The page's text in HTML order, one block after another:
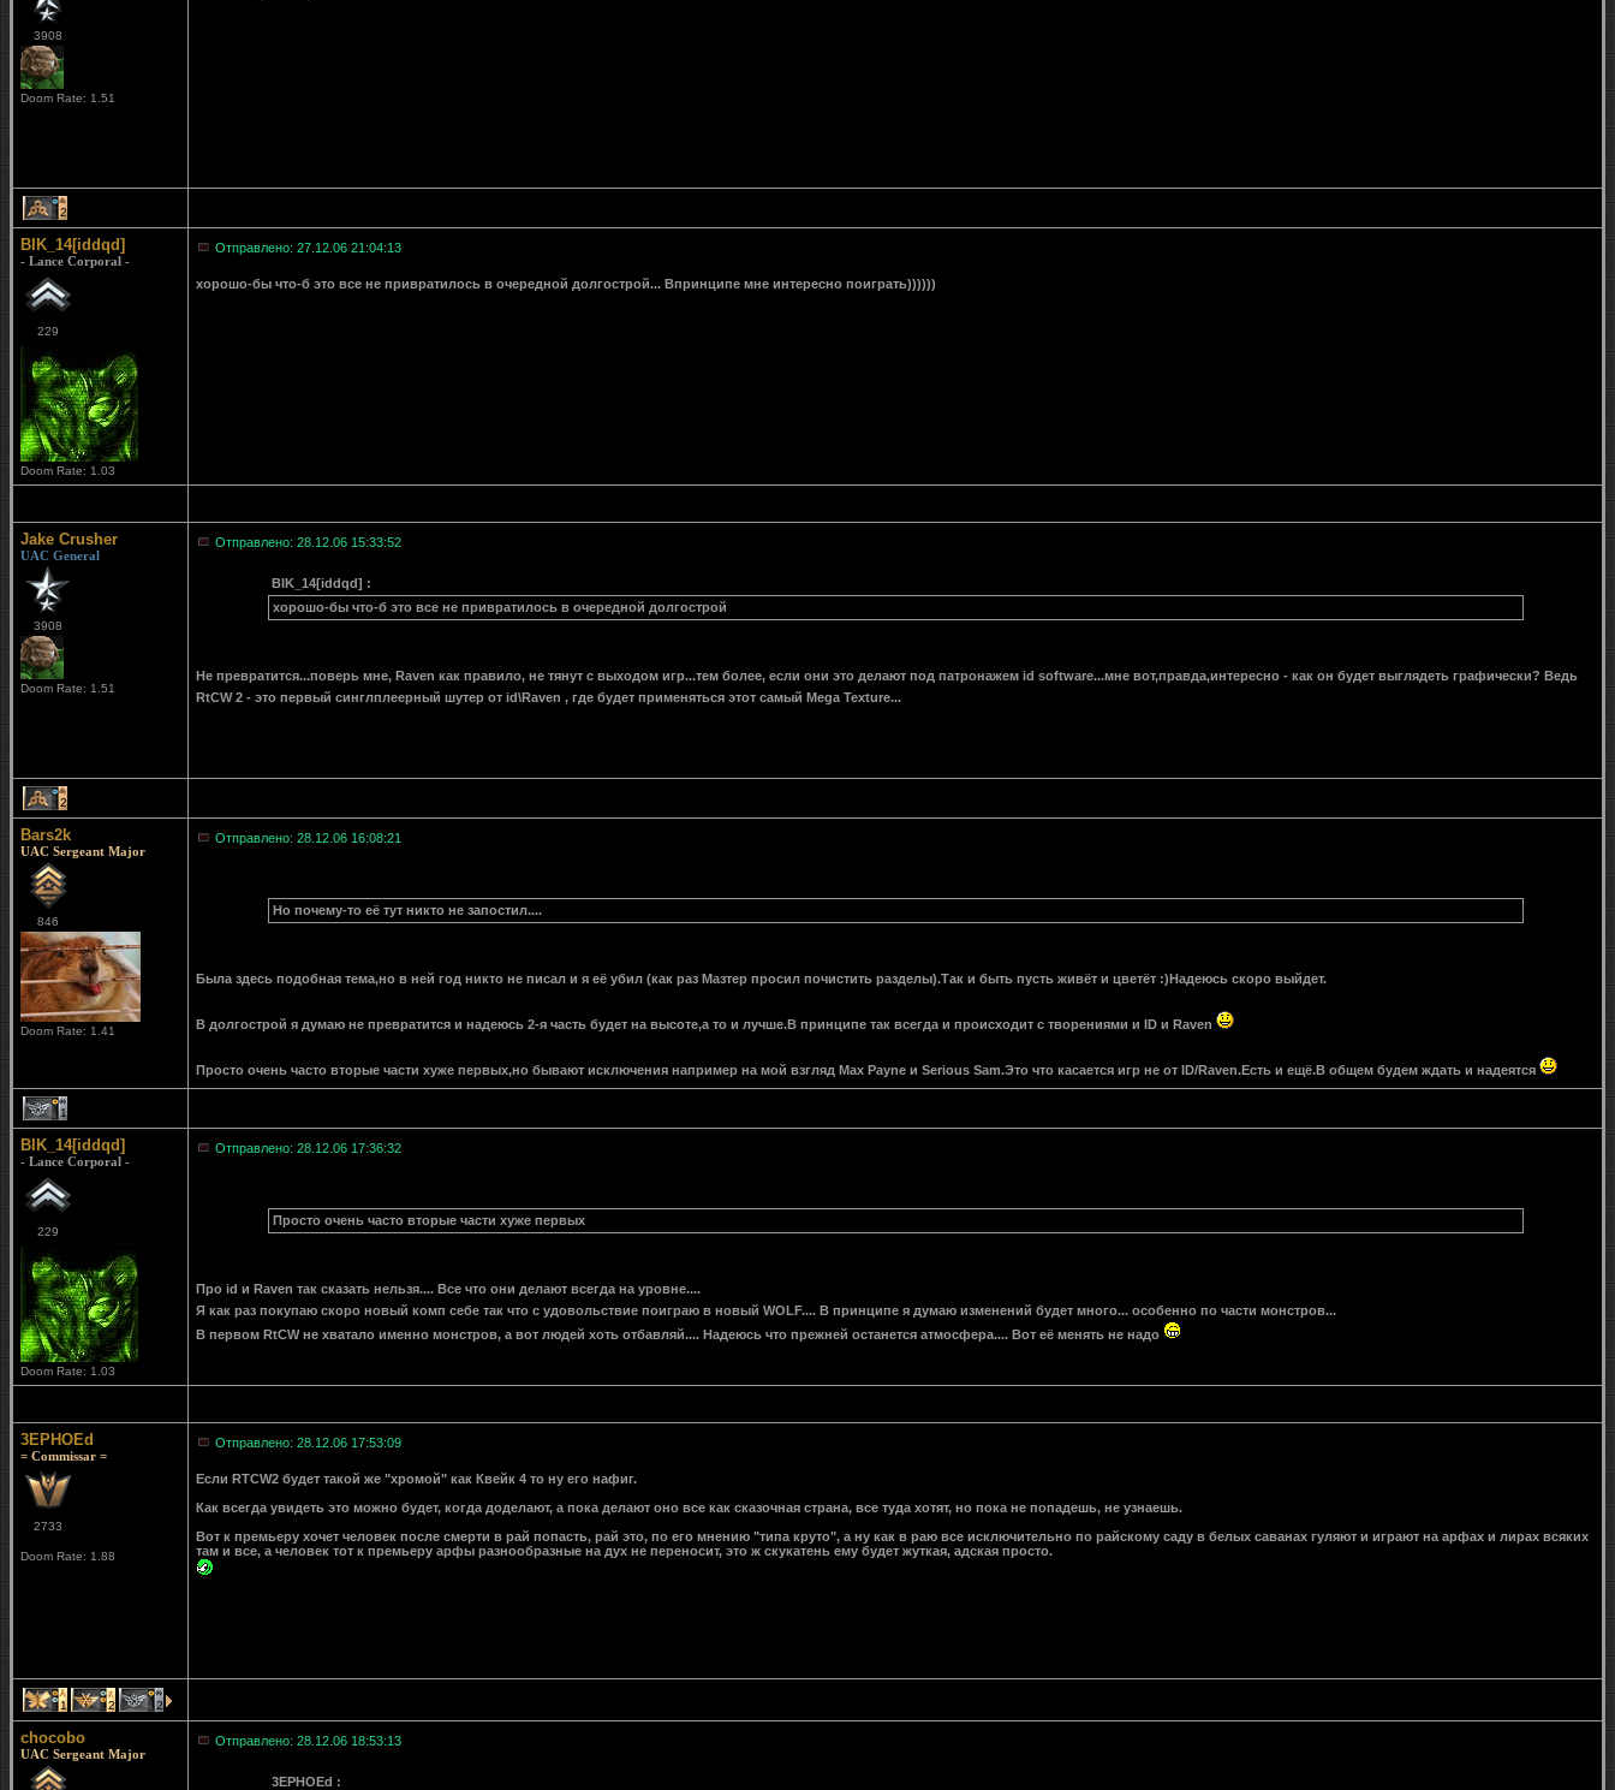
3908
Doom Rate: 1.51
2
BIK_14[iddqd]
- Lance Corporal -
229
Doom Rate: 1.03
Отправлено: 27.12.06 21:04:13
хорошо-бы что-б это все не привратилось в очередной долгострой... Впринципе мне интересно поиграть))))))
Jake Crusher
UAC General
3908
Doom Rate: 1.51
Отправлено: 28.12.06 15:33:52
BIK_14[iddqd] :
хорошо-бы что-б это все не привратилось в очередной долгострой
Не превратится...поверь мне, Raven как правило, не тянут с выходом игр...тем более, если они это делают под патронажем id software...мне вот,правда,интересно - как он будет выглядеть графически? Ведь
RtCW 2 - это первый синглплеерный шутер от id\Raven , где будет применяться этот самый Mega Texture...
2
Bars2k
UAC Sergeant Major
846
Doom Rate: 1.41
Отправлено: 28.12.06 16:08:21
Но почему-то её тут никто не запостил....
Была здесь подобная тема,но в ней год никто не писал и я её убил (как раз Мазтер просил почистить разделы).Так и быть пусть живёт и цветёт :)Надеюсь скоро выйдет.
В долгострой я думаю не превратится и надеюсь 2-я часть будет на высоте,а то и лучше.В принципе так всегда и происходит с творениями и ID и Raven
Просто очень часто вторые части хуже первых,но бывают исключения например на мой взгляд Max Payne и Serious Sam.Это что касается игр не от ID/Raven.Есть и ещё.В общем будем ждать и надеятся
1
BIK_14[iddqd]
- Lance Corporal -
229
Doom Rate: 1.03
Отправлено: 28.12.06 17:36:32
Просто очень часто вторые части хуже первых
Про id и Raven так сказать нельзя.... Все что они делают всегда на уровне....
Я как раз покупаю скоро новый комп себе так что с удовольствие поиграю в новый WOLF.... В принципе я думаю изменений будет много... особенно по части монстров...
В первом RtCW не хватало именно монстров, а вот людей хоть отбавляй.... Надеюсь что прежней останется атмосфера.... Вот её менять не надо
3EPHOEd
= Commissar =
2733
Doom Rate: 1.88
Отправлено: 28.12.06 17:53:09
Если RTCW2 будет такой же "хромой" как Квейк 4 то ну его нафиг.
Как всегда увидеть это можно будет, когда доделают, а пока делают оно все как сказочная страна, все туда хотят, но пока не попадешь, не узнаешь.
Вот к премьеру хочет человек после смерти в рай попасть, рай это, по его мнению "типа круто", а ну как в раю все исключительно по райскому саду в белых саванах гуляют и играют на арфах и лирах всяких
там и все, а человек тот к премьеру арфы разнообразные на дух не переносит, это ж скукатень ему будет жуткая, адская просто.
1 2 2
chocobo
UAC Sergeant Major
Отправлено: 28.12.06 18:53:13
3EPHOEd :